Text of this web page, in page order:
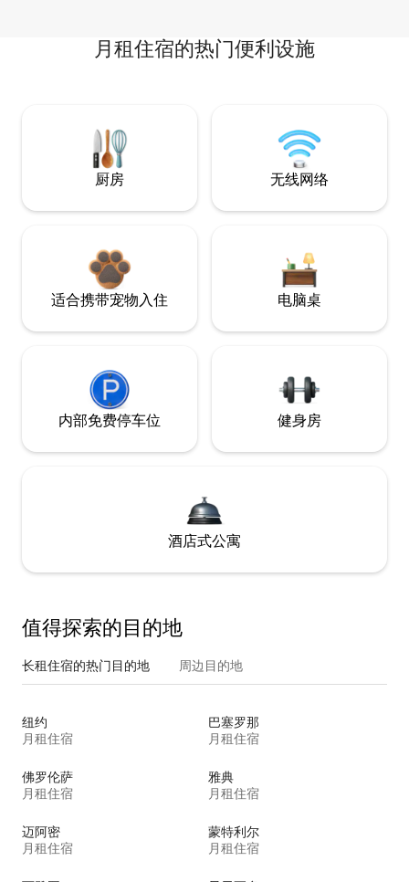
月租住宿的热门便利设施
厨房 无线网络
适合携带宠物入住 电脑桌
内部免费停车位 健身房
酒店式公寓
值得探索的目的地
长租住宿的热门目的地 周边目的地
纽约
月租住宿
巴塞罗那
月租住宿
佛罗伦萨
月租住宿
雅典
月租住宿
迈阿密
月租住宿
蒙特利尔
月租住宿